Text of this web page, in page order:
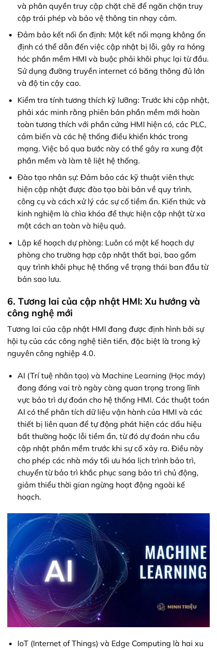
và phân quyền truy cập chặt chẽ để ngăn chặn truy
cập trái phép và bảo vệ thông tin nhạy cảm.
Đảm bảo kết nối ổn định: Một kết nối mạng không ổn
định có thể dẫn đến việc cập nhật bị lỗi, gây ra hỏng
hóc phần mềm HMI và buộc phải khôi phục lại từ đầu.
Sử dụng đường truyền internet có băng thông đủ lớn
và độ tin cậy cao.
Kiểm tra tính tương thích kỹ lưỡng: Trước khi cập nhật,
phải xác minh rằng phiên bản phần mềm mới hoàn
toàn tương thích với phần cứng HMI hiện có, các PLC,
cảm biến và các hệ thống điều khiển khác trong
mạng. Việc bỏ qua bước này có thể gây ra xung đột
phần mềm và làm tê liệt hệ thống.
Đào tạo nhân sự: Đảm bảo các kỹ thuật viên thực
hiện cập nhật được đào tạo bài bản về quy trình,
công cụ và cách xử lý các sự cố tiềm ẩn. Kiến thức và
kinh nghiệm là chìa khóa để thực hiện cập nhật từ xa
một cách an toàn và hiệu quả.
Lập kế hoạch dự phòng: Luôn có một kế hoạch dự
phòng cho trường hợp cập nhật thất bại, bao gồm
quy trình khôi phục hệ thống về trạng thái ban đầu từ
bản sao lưu.
6. Tương lai của cập nhật HMI: Xu hướng và
công nghệ mới
Tương lai của cập nhật HMI đang được định hình bởi sự
hội tụ của các công nghệ tiên tiến, đặc biệt là trong kỷ
nguyên công nghiệp 4.0.
AI (Trí tuệ nhân tạo) và Machine Learning (Học máy)
đang đóng vai trò ngày càng quan trọng trong lĩnh
vực bảo trì dự đoán cho hệ thống HMI. Các thuật toán
AI có thể phân tích dữ liệu vận hành của HMI và các
thiết bị liên quan để tự động phát hiện các dấu hiệu
bất thường hoặc lỗi tiềm ẩn, từ đó dự đoán nhu cầu
cập nhật phần mềm trước khi sự cố xảy ra. Điều này
cho phép các nhà máy tối ưu hóa lịch trình bảo trì,
chuyển từ bảo trì khắc phục sang bảo trì chủ động,
giảm thiểu thời gian ngừng hoạt động ngoài kế
hoạch.
IoT (Internet of Things) và Edge Computing là hai xu